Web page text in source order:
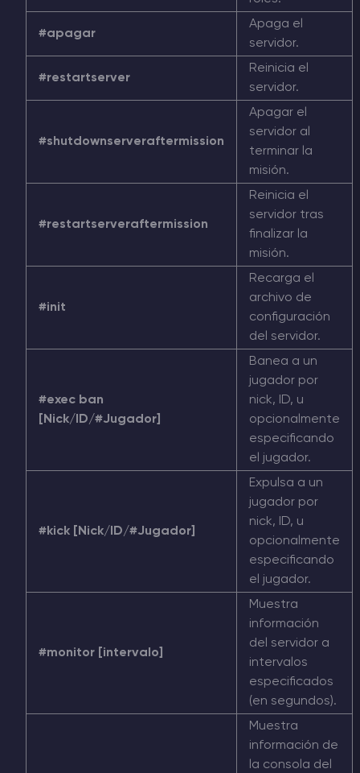
#apagar
Apaga el
servidor.
#restartserver
Reinicia el
servidor.
#shutdownserveraftermission
Apagar el
servidor al
terminar la
misión.
#restartserveraftermission
Reinicia el
servidor tras
finalizar la
misión.
#init
Recarga el
archivo de
configuración
del servidor.
#exec ban
[Nick/ID/#Jugador]
Banea a un
jugador por
nick, ID, u
opcionalmente
especificando
el jugador.
#kick [Nick/ID/#Jugador]
Expulsa a un
jugador por
nick, ID, u
opcionalmente
especificando
el jugador.
#monitor [intervalo]
Muestra
información
del servidor a
intervalos
especificados
(en segundos).
Muestra
información de
la consola del